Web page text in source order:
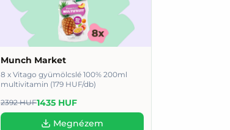
Munch Market
8 x Vitago gyümölcslé 100% 200ml
multivitamin (179 HUF/db)
2392 HUF1435 HUF
Megnézem